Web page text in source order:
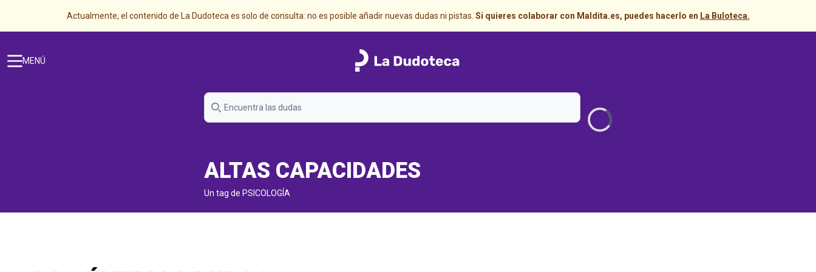
Actualmente, el contenido de La Dudoteca es solo de consulta: no es posible añadir nuevas dudas ni pistas. Si quieres colaborar con Maldita.es, puedes hacerlo en La Buloteca.
MENÚ
Loading...
ALTAS CAPACIDADES
Un tag de PSICOLOGÍA